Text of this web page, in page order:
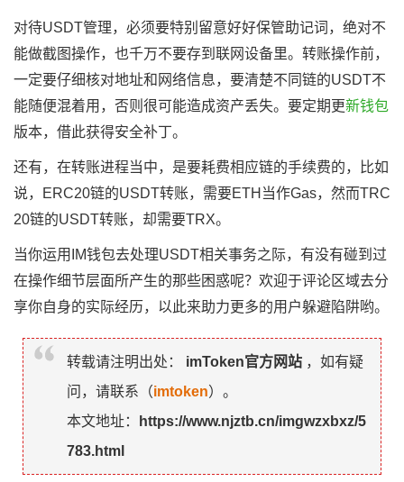
对待USDT管理，必须要特别留意好好保管助记词，绝对不
能做截图操作，也千万不要存到联网设备里。转账操作前，
一定要仔细核对地址和网络信息，要清楚不同链的USDT不
能随便混着用，否则很可能造成资产丢失。要定期更新钱包
版本，借此获得安全补丁。
还有，在转账进程当中，是要耗费相应链的手续费的，比如
说，ERC20链的USDT转账，需要ETH当作Gas，然而TRC
20链的USDT转账，却需要TRX。
当你运用IM钱包去处理USDT相关事务之际，有没有碰到过
在操作细节层面所产生的那些困惑呢？欢迎于评论区域去分
享你自身的实际经历，以此来助力更多的用户躲避陷阱哟。
转载请注明出处： imToken官方网站 ，如有疑
问，请联系（imtoken）。
本文地址：
https://www.njztb.cn/imgwzxbxz/5
783.html